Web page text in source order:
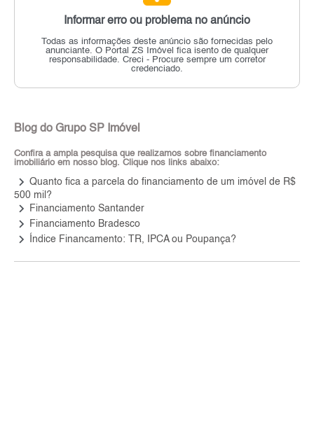
Informar erro ou problema no anúncio
Todas as informações deste anúncio são fornecidas pelo
anunciante. O Portal ZS Imóvel fica isento de qualquer
responsabilidade. Creci - Procure sempre um corretor
credenciado.
Blog do Grupo SP Imóvel
Confira a ampla pesquisa que realizamos sobre financiamento
imobiliário em nosso blog. Clique nos links abaixo:
keyboard_arrow_right Quanto fica a parcela do financiamento de um imóvel de R$
500 mil?
keyboard_arrow_right Financiamento Santander
keyboard_arrow_right Financiamento Bradesco
keyboard_arrow_right Índice Financamento: TR, IPCA ou Poupança?